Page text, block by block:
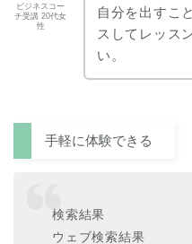
ビジネスコー
チ受講 20代女
性
自分を出すこ
スしてレッス
い。
手軽に体験できる
検索結果
ウェブ検索結果